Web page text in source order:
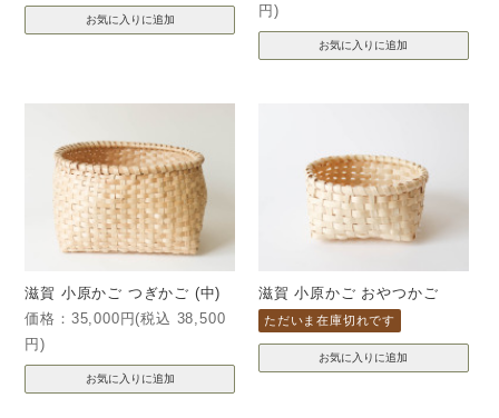
円)
滋賀 小原かご つぎかご (中)
価格：35,000円(税込 38,500
円)
滋賀 小原かご おやつかご
ただいま在庫切れです